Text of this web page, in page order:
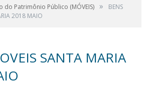
do Patrimônio Público (MÓVEIS) »
BENS
2018 MAIO
SANTA MARIA